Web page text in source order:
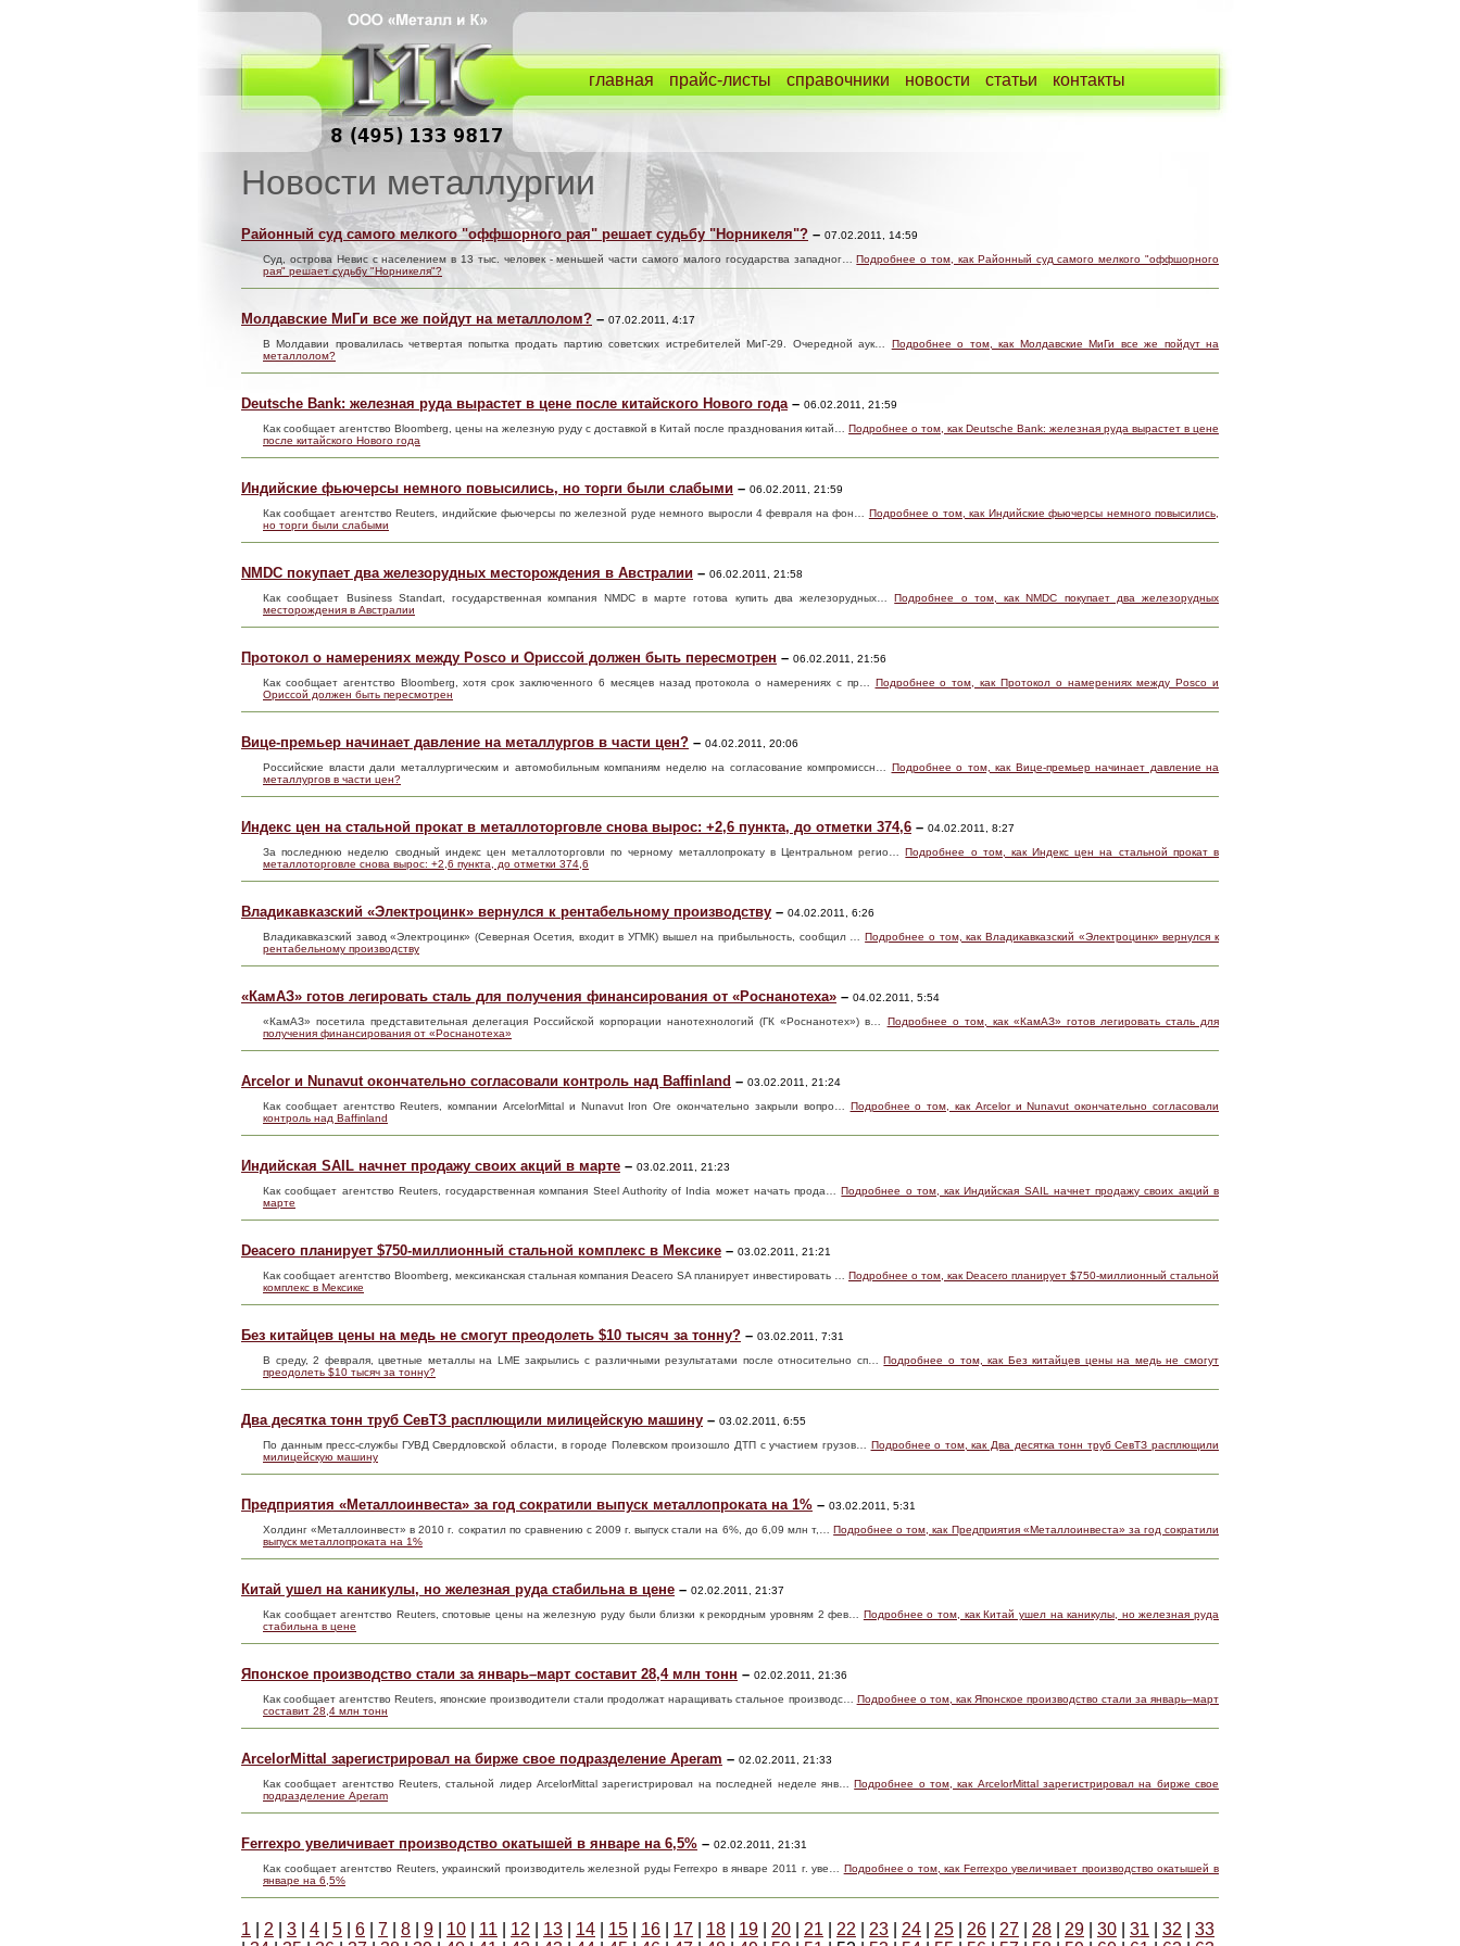
главная прайс-листы справочники новости статьи контакты
Новости металлургии
Районный суд самого мелкого "оффшорного рая" решает судьбу "Норникеля"? – 07.02.2011, 14:59
Суд, острова Невис с населением в 13 тыс. человек - меньшей части самого малого государства западног… Подробнее о том, как Районный суд самого мелкого "оффшорного
рая" решает судьбу "Норникеля"?
Молдавские МиГи все же пойдут на металлолом? – 07.02.2011, 4:17
В Молдавии провалилась четвертая попытка продать партию советских истребителей МиГ-29. Очередной аук…
Подробнее о том, как Молдавские МиГи все же пойдут на
металлолом?
Deutsche Bank: железная руда вырастет в цене после китайского Нового года– 06.02.2011, 21:59
Как сообщает агентство Bloomberg, цены на железную руду с доставкой в Китай после празднования китай… Подробнее о том, как Deutsche Bank: железная руда вырастет в цене
после китайского Нового года
Индийские фьючерсы немного повысились, но торги были слабыми – 06.02.2011, 21:59
Как сообщает агентство Reuters, индийские фьючерсы по железной руде немного выросли 4 февраля на фон… Подробнее о том, как Индийские фьючерсы немного повысились,
но торги были слабыми
NMDC покупает два железорудных месторождения в Австралии – 06.02.2011, 21:58
Как сообщает Business Standart, государственная компания NMDC в марте готова купить два железорудных… Подробнее о том, как NMDC покупает два железорудных
месторождения в Австралии
Протокол о намерениях между Posco и Ориссой должен быть пересмотрен – 06.02.2011, 21:56
Как сообщает агентство Bloomberg, хотя срок заключенного 6 месяцев назад протокола о намерениях с пр…
Подробнее о том, как Протокол о намерениях между Posco и
Ориссой должен быть пересмотрен
Вице-премьер начинает давление на металлургов в части цен? – 04.02.2011, 20:06
Российские власти дали металлургическим и автомобильным компаниям неделю на согласование компромиссн…
Подробнее о том, как Вице-премьер начинает давление на
металлургов в части цен?
Индекс цен на стальной прокат в металлоторговле снова вырос: +2,6 пункта, до отметки 374,6 – 04.02.2011, 8:27
За последнюю неделю сводный индекс цен металлоторговли по черному металлопрокату в Центральном регио… Подробнее о том, как Индекс цен на стальной прокат в
металлоторговле снова вырос: +2,6 пункта, до отметки 374,6
Владикавказский «Электроцинк» вернулся к рентабельному производству – 04.02.2011, 6:26
Владикавказский завод «Электроцинк» (Северная Осетия, входит в УГМК) вышел на прибыльность, сообщил … Подробнее о том, как Владикавказский «Электроцинк» вернулся к
рентабельному производству
«КамАЗ» готов легировать сталь для получения финансирования от «Роснанотеха» – 04.02.2011, 5:54
«КамАЗ» посетила представительная делегация Российской корпорации нанотехнологий (ГК «Роснанотех») в…
Подробнее о том, как «КамАЗ» готов легировать сталь для
получения финансирования от «Роснанотеха»
Arcelor и Nunavut окончательно согласовали контроль над Baffinland – 03.02.2011, 21:24
Как сообщает агентство Reuters, компании ArcelorMittal и Nunavut Iron Ore окончательно закрыли вопро…
Подробнее о том, как Arcelor и Nunavut окончательно согласовали
контроль над Baffinland
Индийская SAIL начнет продажу своих акций в марте – 03.02.2011, 21:23
Как сообщает агентство Reuters, государственная компания Steel Authority of India может начать прода… Подробнее о том, как Индийская SAIL начнет продажу своих акций в
марте
Deacero планирует $750-миллионный стальной комплекс в Мексике – 03.02.2011, 21:21
Как сообщает агентство Bloomberg, мексиканская стальная компания Deacero SA планирует инвестировать … Подробнее о том, как Deacero планирует $750-миллионный стальной
комплекс в Мексике
Без китайцев цены на медь не смогут преодолеть $10 тысяч за тонну? – 03.02.2011, 7:31
В среду, 2 февраля, цветные металлы на LME закрылись с различными результатами после относительно сп… Подробнее о том, как Без китайцев цены на медь не смогут
преодолеть $10 тысяч за тонну?
Два десятка тонн труб СевТЗ расплющили милицейскую машину – 03.02.2011, 6:55
По данным пресс-службы ГУВД Свердловской области, в городе Полевском произошло ДТП с участием грузов… Подробнее о том, как Два десятка тонн труб СевТЗ расплющили
милицейскую машину
Предприятия «Металлоинвеста» за год сократили выпуск металлопроката на 1% – 03.02.2011, 5:31
Холдинг «Металлоинвест» в 2010 г. сократил по сравнению с 2009 г. выпуск стали на 6%, до 6,09 млн т,… Подробнее о том, как Предприятия «Металлоинвеста» за год сократили
выпуск металлопроката на 1%
Китай ушел на каникулы, но железная руда стабильна в цене – 02.02.2011, 21:37
Как сообщает агентство Reuters, спотовые цены на железную руду были близки к рекордным уровням 2 фев… Подробнее о том, как Китай ушел на каникулы, но железная руда
стабильна в цене
Японское производство стали за январь–март составит 28,4 млн тонн – 02.02.2011, 21:36
Как сообщает агентство Reuters, японские производители стали продолжат наращивать стальное производс… Подробнее о том, как Японское производство стали за январь–март
составит 28,4 млн тонн
ArcelorMittal зарегистрировал на бирже свое подразделение Aperam – 02.02.2011, 21:33
Как сообщает агентство Reuters, стальной лидер ArcelorMittal зарегистрировал на последней неделе янв… Подробнее о том, как ArcelorMittal зарегистрировал на бирже свое
подразделение Aperam
Ferrexpo увеличивает производство окатышей в январе на 6,5% – 02.02.2011, 21:31
Как сообщает агентство Reuters, украинский производитель железной руды Ferrexpo в январе 2011 г. уве… Подробнее о том, как Ferrexpo увеличивает производство окатышей в
январе на 6,5%
1 2 3 4 5 6 7 8 9 10 11 12 13 14 15 16 17 18 19 20 21 22 23 24 25 26 27 28 29 30 31 32
33